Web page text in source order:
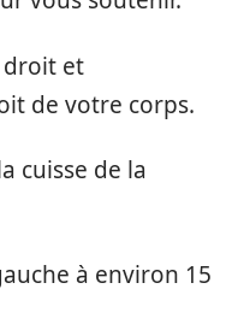
droit et
de votre corps.
cuisse de la
à environ 15